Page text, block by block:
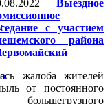
Выездное
с участием
района
жалоба жителей
от постоянного